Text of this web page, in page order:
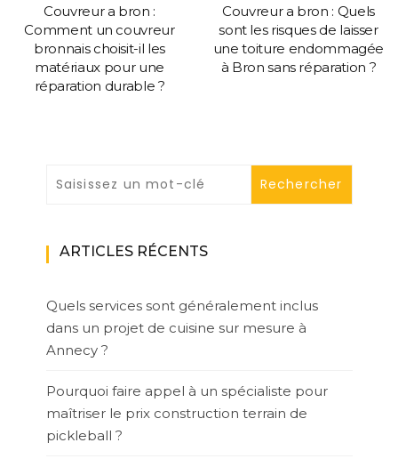
Couvreur a bron :
Comment un couvreur
bronnais choisit-il les
matériaux pour une
réparation durable ?
Couvreur a bron : Quels
sont les risques de laisser
une toiture endommagée
à Bron sans réparation ?
ARTICLES RÉCENTS
Quels services sont généralement inclus
dans un projet de cuisine sur mesure à
Annecy ?
Pourquoi faire appel à un spécialiste pour
maîtriser le prix construction terrain de
pickleball ?